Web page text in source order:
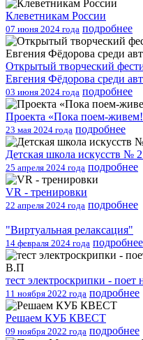
Клеветникам России
07 июня 2024 года подробнее
Открытый творческий
Евгения Фёдорова среди
03 июня 2024 года подробнее
Проекта «Пока поем-
23 мая 2024 года подробнее
Детская школа искусств №
25 апреля 2024 года подробнее
VR - тренировки
22 апреля 2024 года подробнее
"Виртуальная релаксация"
14 февраля 2024 года подробнее
тест электроскрипки -
11 ноября 2022 года подробнее
Решаем КУБ КВЕСТ
09 ноября 2022 года подробнее